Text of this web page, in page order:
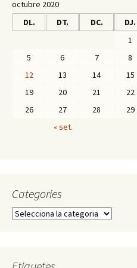
ix
octubre 2020
DL.
DT. DC. DJ.
« set.
1
5
6 7 8
12
13 14 15
19
20 21 22
26
27 28 29
Categories
C
g